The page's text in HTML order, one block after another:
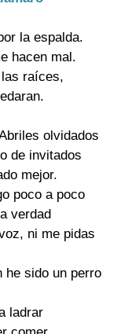
la espalda.
hacen mal.
raíces,
olvidados
de invitados
mejor.
poco a poco
verdad
ni me pidas
he sido un perro
ladrar